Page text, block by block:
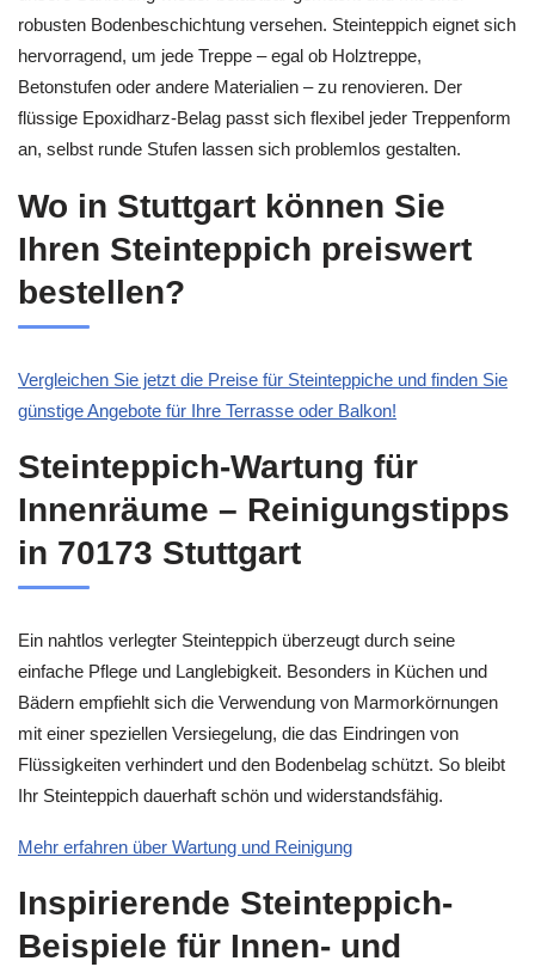
robusten Bodenbeschichtung versehen. Steinteppich eignet sich
hervorragend, um jede Treppe – egal ob Holztreppe,
Betonstufen oder andere Materialien – zu renovieren. Der
flüssige Epoxidharz-Belag passt sich flexibel jeder Treppenform
an, selbst runde Stufen lassen sich problemlos gestalten.
Wo in Stuttgart können Sie
Ihren Steinteppich preiswert
bestellen?
Vergleichen Sie jetzt die Preise für Steinteppiche und finden Sie
günstige Angebote für Ihre Terrasse oder Balkon!
Steinteppich-Wartung für
Innenräume – Reinigungstipps
in 70173 Stuttgart
Ein nahtlos verlegter Steinteppich überzeugt durch seine
einfache Pflege und Langlebigkeit. Besonders in Küchen und
Bädern empfiehlt sich die Verwendung von Marmorkörnungen
mit einer speziellen Versiegelung, die das Eindringen von
Flüssigkeiten verhindert und den Bodenbelag schützt. So bleibt
Ihr Steinteppich dauerhaft schön und widerstandsfähig.
Mehr erfahren über Wartung und Reinigung
Inspirierende Steinteppich-
Beispiele für Innen- und